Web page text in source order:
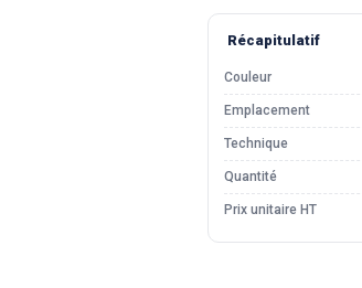
Récapitulatif
Couleur
Emplacement
Technique
Quantité
Prix unitaire HT